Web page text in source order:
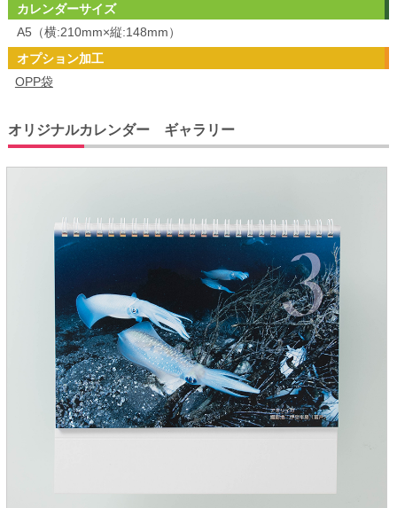
カレンダーサイズ
A5（横:210mm×縦:148mm）
オプション加工
OPP袋
オリジナルカレンダー ギャラリー